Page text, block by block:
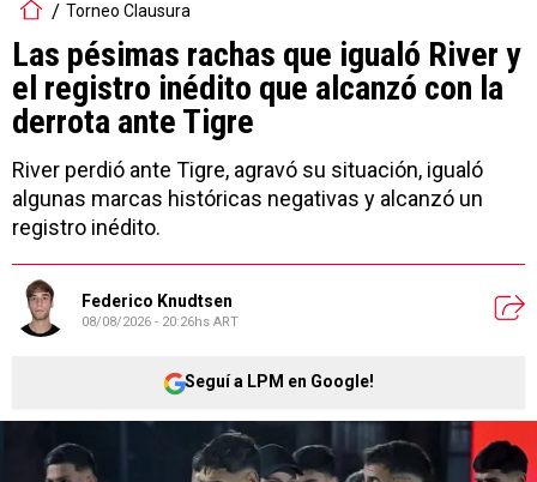
Torneo Clausura
Las pésimas rachas que igualó River y
el registro inédito que alcanzó con la
derrota ante Tigre
River perdió ante Tigre, agravó su situación, igualó
algunas marcas históricas negativas y alcanzó un
registro inédito.
Federico Knudtsen
08/08/2026 - 20:26hs ART
Seguí a LPM en Google!